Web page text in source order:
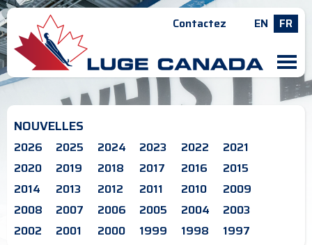
Contactez EN FR
M
NOUVELLES
2026 2025 2024 2023 2022
2021
2020
2019 2018 2017 2016
2015
2014
2013 2012 2011 2010
2009
2008
2007 2006 2005 2004
2003
2002
2001 2000 1999 1998 1997